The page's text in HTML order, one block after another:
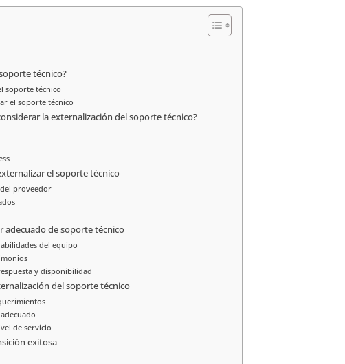
técnico?
soporte técnico
el soporte técnico
la externalización del soporte técnico?
el soporte técnico
proveedor
adecuado de soporte técnico
del equipo
y disponibilidad
del soporte técnico
de servicio
exitosa